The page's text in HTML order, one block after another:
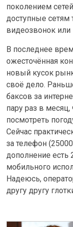
поколением
доступные сетям
видеозвонок
В последнее
ожесточённая
новый кусок
своё дело.
баксов за
пару раз в месяц,
посмотреть
Сейчас
за телефон
дополнение есть
мобильного
Надеюсь,
другу другу